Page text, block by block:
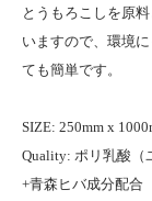
とうもろこしを原
いますので、環境
ても簡単です。
SIZE: 250mm x
Quality: ポリ乳酸（
+青森ヒバ成分配合